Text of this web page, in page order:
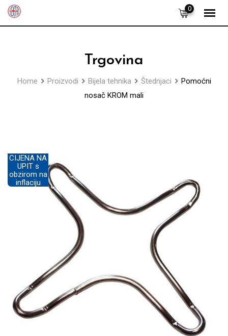
Skip
0
Trgovina
Home Proizvodi Bijela tehnika Štednjaci
Pomoćni
nosač KROM mali
CIJENA NA
UPIT s
obzirom na
inflaciju